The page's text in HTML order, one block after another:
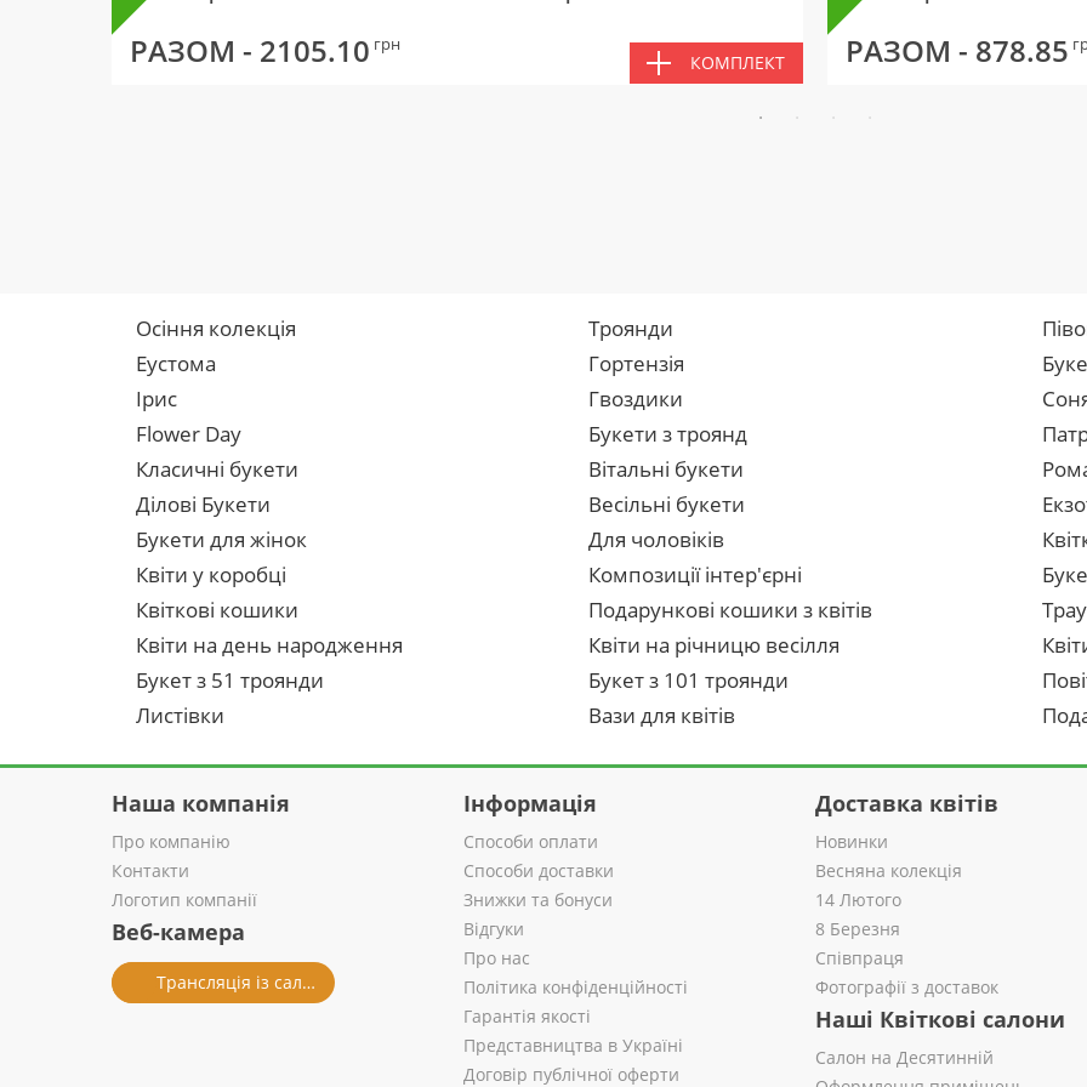
РАЗОМ - 2105.10 грн
КОМПЛЕКТ РАЗОМ - 878.85
Осіння колекція Троянди
Еустома
Гортензія
Ірис
Гвоздики
Flower Day
Букети з троянд
Класичні букети
Вітальні букети
Ділові Букети
Весільні букети
Букети для жінок
Для чоловіків
Квіти у коробці
Композиції інтер'єрні
Квіткові кошики
Подарункові кошики з квітів
Квіти на день народження
Квіти на річницю весілля
Букет з 51 троянди
Букет з 101 троянди
Листівки
Вази для квітів
Наша компанія
Про компанію
Контакти
Логотип компанії
Веб-камера
Трансляція із салону
Інформація
Способи оплати
Способи доставки
Знижки та бонуси
Відгуки
Про нас
Політика конфіденційності
Гарантія якості
Представництва в Україні
Договір публічної оферти
Доставка квітів
Новинки
Весняна колекція
14 Лютого
8 Березня
Співпраця
Фотографії з доставок
Наші Квіткові салони
Салон на Десятинній